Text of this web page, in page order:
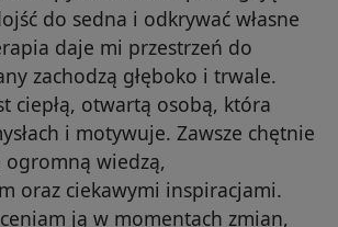
do sedna i odkrywać własne
daje mi przestrzeń do
zachodzą głęboko i trwale.
ciepłą, otwartą osobą, która
i motywuje. Zawsze chętnie
ogromną wiedzą,
oraz ciekawymi inspiracjami.
ją w momentach zmian,